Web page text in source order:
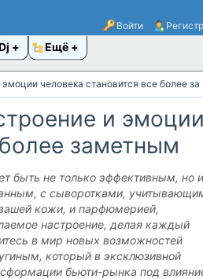
Войти
Ещё
человека становится все более
и эмоции
заметным
быть не только эффективным, но и
с сыворотками,
кожи, и парфюмерией,
настроение, делая каждый
в мир новых возможностей
который в эксклюзивной
бьюти-рынка под